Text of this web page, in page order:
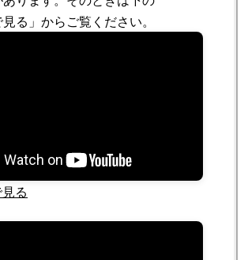
見る」からご覧ください。
る